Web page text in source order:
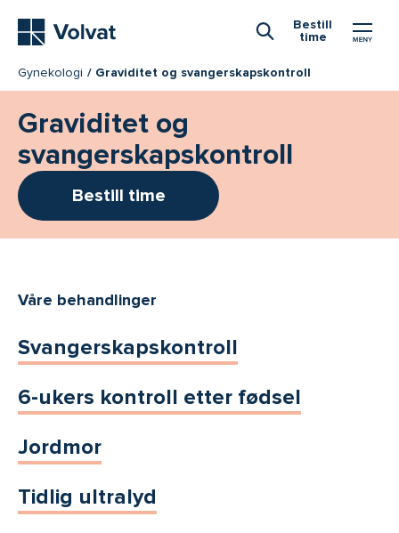
Bestill
time
Gynekologi Graviditet og svangerskapskontroll
Graviditet og
svangerskapskontroll
Bestill time
Våre behandlinger
Svangerskapskontroll
6-ukers kontroll etter fødsel
Jordmor
Tidlig ultralyd